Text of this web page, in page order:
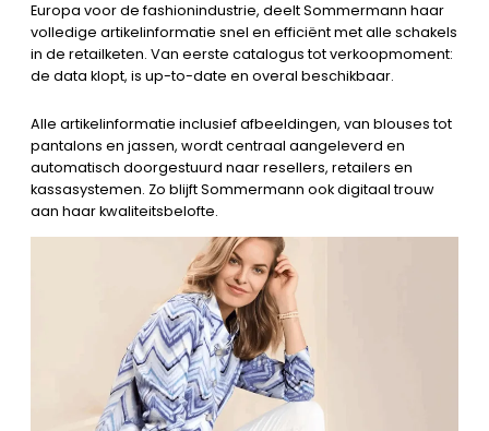
Europa voor de fashionindustrie, deelt Sommermann haar
volledige artikelinformatie snel en efficiënt met alle schakels
in de retailketen. Van eerste catalogus tot verkoopmoment:
de data klopt, is up-to-date en overal beschikbaar.
Alle artikelinformatie inclusief afbeeldingen, van blouses tot
pantalons en jassen, wordt centraal aangeleverd en
automatisch doorgestuurd naar resellers, retailers en
kassasystemen. Zo blijft Sommermann ook digitaal trouw
aan haar kwaliteitsbelofte.